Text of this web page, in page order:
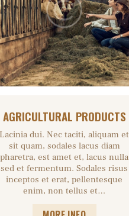
AGRICULTURAL PRODUCTS
Lacinia dui. Nec taciti, aliquam et
sit quam, sodales lacus diam
pharetra, est amet et, lacus nulla
sed et fermentum. Sodales risus
inceptos et erat, pellentesque
enim, non tellus et…